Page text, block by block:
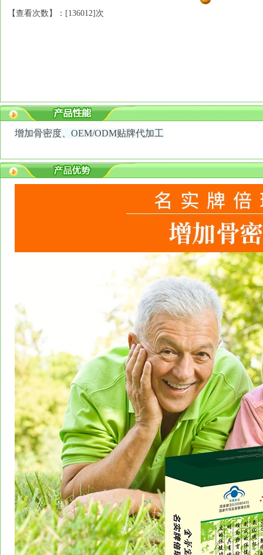
【查看次数】：[136012]次
增加骨密度、 OEM/ODM贴牌代加工